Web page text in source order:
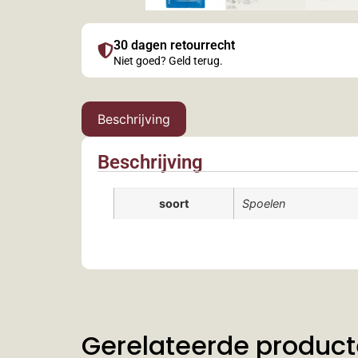
30 dagen retourrecht
Niet goed? Geld terug.
Beschrijving
Beschrijving
soort Spoelen
Gerelateerde